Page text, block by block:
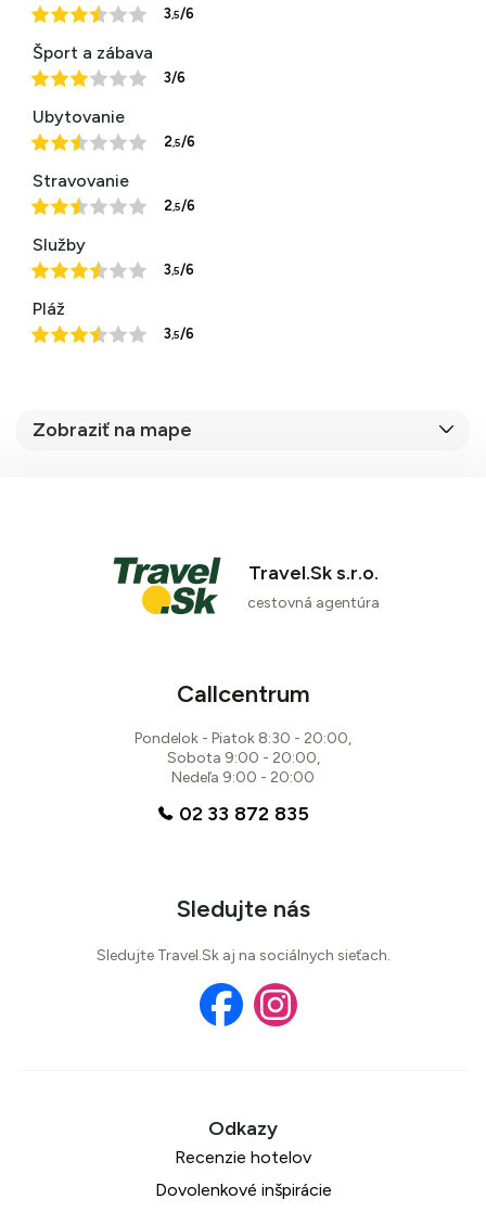
51 %
2 recenzie
3,5/6
Šport a zábava
3/6
Ubytovanie
2,5/6
Stravovanie
2,5/6
Služby
3,5/6
Pláž
3,5/6
Zobraziť na mape
Travel.Sk s.r.o.
cestovná agentúra
Callcentrum
Pondelok - Piatok 8:30 - 20:00,
Sobota 9:00 - 20:00,
Nedeľa 9:00 - 20:00
02 33 872 835
Sledujte nás
Sledujte Travel.Sk aj na sociálnych sieťach.
Recenzie hotelov
Dovolenkové inšpirácie